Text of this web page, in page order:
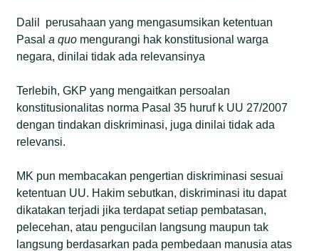
Dalil perusahaan yang mengasumsikan ketentuan
Pasala quo mengurangi hak konstitusional warga
negara, dinilai tidak ada relevansinya
Terlebih, GKP yang mengaitkan persoalan
konstitusionalitas norma Pasal 35 huruf k UU 27/2007
dengan tindakan diskriminasi, juga dinilai tidak ada
relevansi.
MK pun membacakan pengertian diskriminasi sesuai
ketentuan UU. Hakim sebutkan, diskriminasi itu dapat
dikatakan terjadi jika terdapat setiap pembatasan,
pelecehan, atau pengucilan langsung maupun tak
langsung berdasarkan pada pembedaan manusia atas